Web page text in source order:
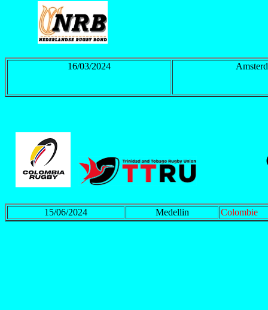
16/03/2024
15/06/2024 Medellin Colombie